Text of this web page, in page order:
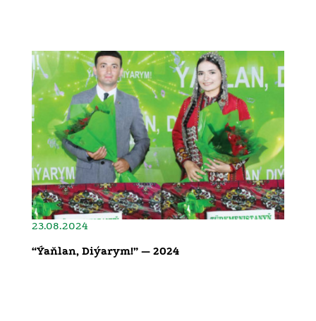
23.08.2024
“Ýaňlan, Diýarym!” — 2024